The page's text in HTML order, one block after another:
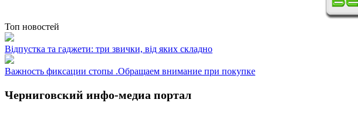
Топ новостей
Відпустка та гаджети: три звички, від яких складно
Важность фиксации стопы .Обращаем внимание при покупке
Черниговский инфо-медиа портал